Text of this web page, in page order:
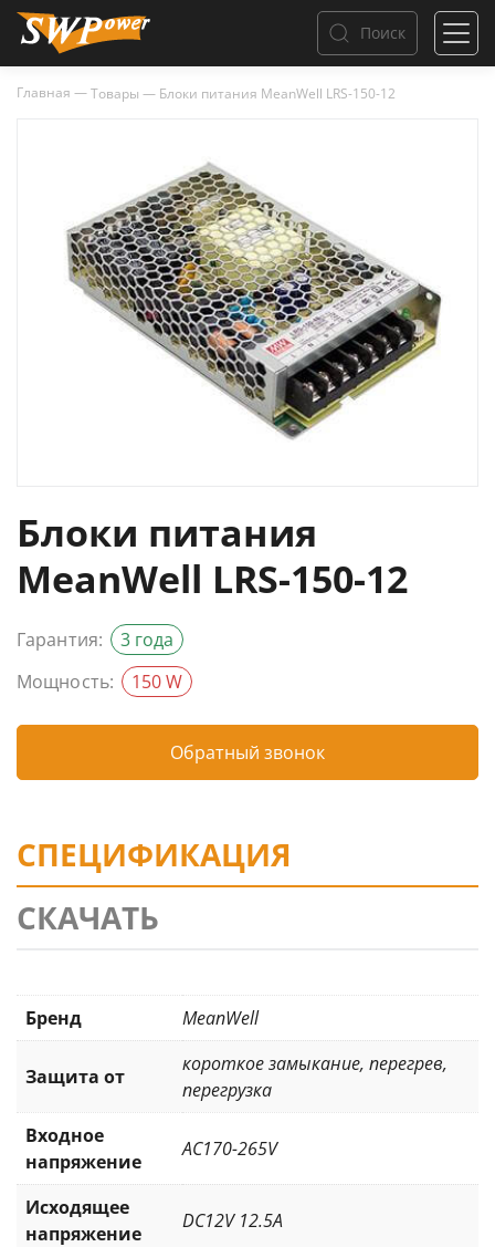
Поиск
Главная —Товары — Блоки питания MeanWell LRS-150-12
Блоки питания
MeanWell LRS-150-12
Гарантия:
3 года
Мощность:
150 W
Обратный звонок
СПЕЦИФИКАЦИЯ
СКАЧАТЬ
Бренд MeanWell
Защита от
короткое замыкание, перегрев,
перегрузка
Входное
напряжение
AC170-265V
Исходящее
напряжение
DC12V 12.5A